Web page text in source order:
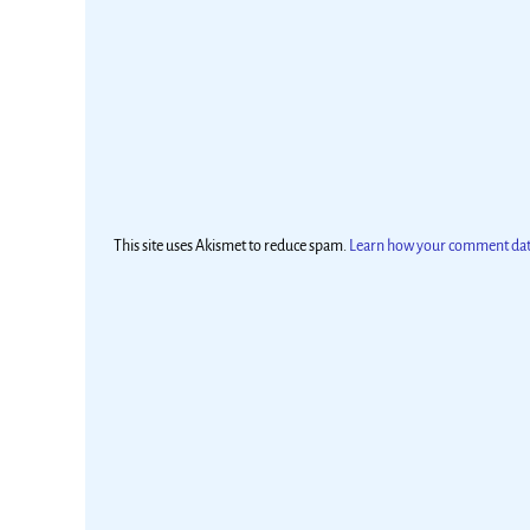
This site uses Akismet to reduce spam. Learn how your comment